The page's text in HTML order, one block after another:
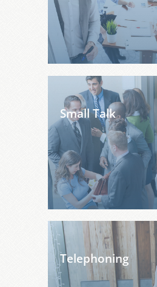
Small Talk
Telephoning